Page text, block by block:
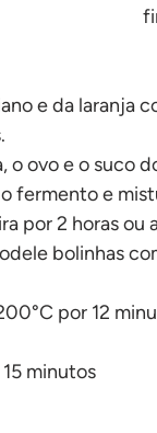
e da laranja
ovo e o suco
fermento e
por 2 horas
bolinhas
por 12
minutos